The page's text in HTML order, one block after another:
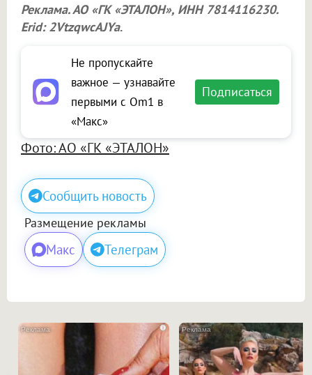
Реклама. АО «ГК «ЭТАЛОН», ИНН 7814116230.
Erid: 2VtzqwcAJYa.
Не пропускайте
важное — узнавайте
первыми с Om1 в
«Макс»
Подписаться
Фото: АО «ГК «ЭТАЛОН»
Сообщить новость
Размещение рекламы
Макс Телеграм
i